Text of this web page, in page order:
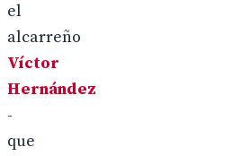
el
alcarreño
Víctor
Hernández
-
que